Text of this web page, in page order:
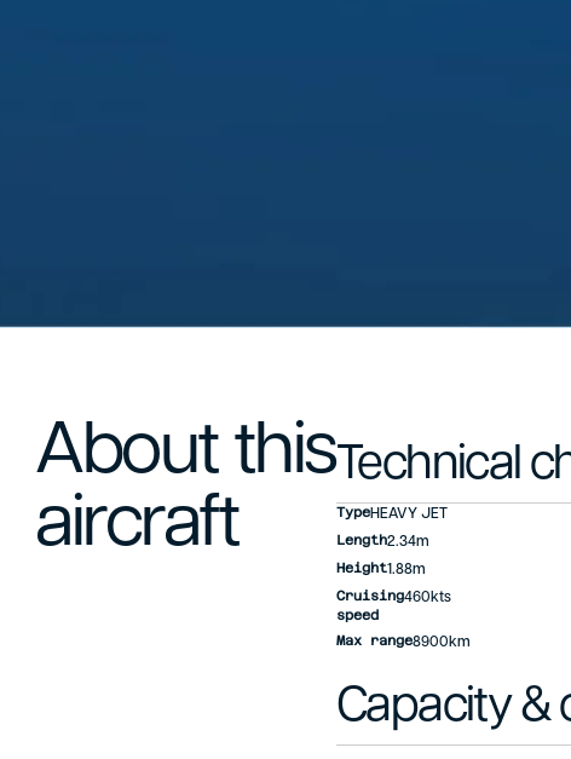
About this
aircraft
Technical
TypeHEAVY JET
Length2.34m
Height 1.88m
Cruising
speed
460kts
Max range8900km
Capacity &